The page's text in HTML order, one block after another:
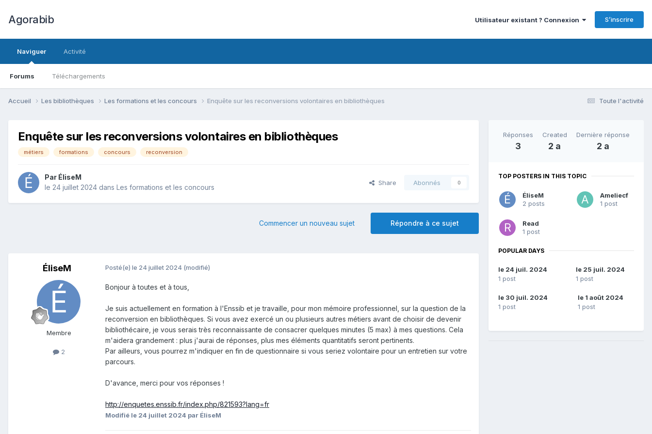
Agorabib Utilisateur existant ? Connexion S’inscrire
Naviguer
Forums Téléchargements
Activité
Toute l'activité
Accueil Les bibliothèques Les formations et les concours Enquête sur les reconversions volontaires en bibliothèques
Enquête sur les reconversions volontaires en bibliothèques
métiers formations concours reconversion
Par ÉliseM
le 24 juillet 2024 dans Les formations et les concours
Share Abonnés 0
Répondre à ce sujet
Commencer un nouveau sujet
ÉliseM
Membre
2
Posté(e) le 24 juillet 2024 (modifié)
Bonjour à toutes et à tous,
Je suis actuellement en formation à l'Enssib et je travaille, pour mon mémoire professionnel, sur la question de la
reconversion en bibliothèques. Si vous avez exercé un ou plusieurs autres métiers avant de choisir de devenir
bibliothécaire, je vous serais très reconnaissante de consacrer quelques minutes (5 max) à mes questions. Cela
m'aidera grandement : plus j'aurai de réponses, plus mes éléments quantitatifs seront pertinents.
Par ailleurs, vous pourrez m'indiquer en fin de questionnaire si vous seriez volontaire pour un entretien sur votre
parcours.
D'avance, merci pour vos réponses !
http://enquetes.enssib.fr/index.php/821593?lang=fr
Modifié le 24 juillet 2024 par ÉliseM
Réponses
3
Created
2 a
Dernière réponse
2 a
TOP POSTERS IN THIS TOPIC
ÉliseM
2 posts
Ameliecf
1 post
Read
1 post
POPULAR DAYS
le 24 juil. 2024
1 post
le 25 juil. 2024
1 post
le 30 juil. 2024
1 post
le 1 août 2024
1 post